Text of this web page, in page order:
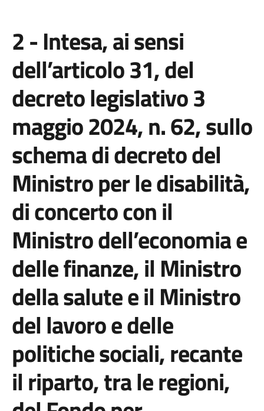
2 - Intesa, ai sensi
dell’articolo 31, del
decreto legislativo 3
maggio 2024, n. 62, sullo
schema di decreto del
Ministro per le disabilità,
di concerto con il
Ministro dell’economia e
delle finanze, il Ministro
della salute e il Ministro
del lavoro e delle
politiche sociali, recante
il riparto, tra le regioni,